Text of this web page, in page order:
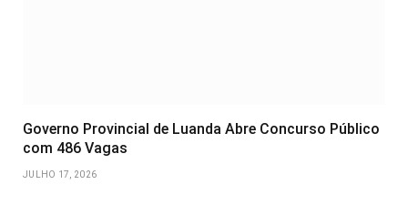
Governo Provincial de Luanda Abre Concurso Público
com 486 Vagas
JULHO 17, 2026